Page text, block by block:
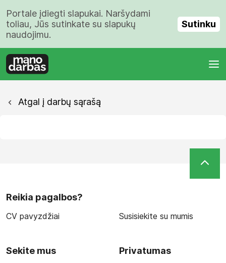
Portale įdiegti slapukai. Naršydami
toliau, Jūs sutinkate su slapukų
naudojimu.
Sutinku
Atgal į darbų sąrašą
Reikia pagalbos?
CV pavyzdžiai Susisiekite su mumis
Sekite mus Privatumas